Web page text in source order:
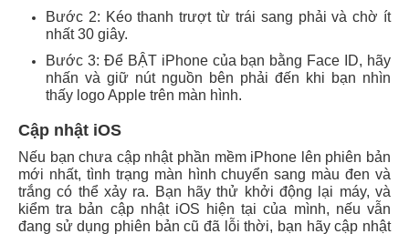
Bước 2: Kéo thanh trượt từ trái sang phải và chờ ít
nhất 30 giây.
Bước 3: Để BẬT iPhone của bạn bằng Face ID, hãy
nhấn và giữ nút nguồn bên phải đến khi bạn nhìn
thấy logo Apple trên màn hình.
Cập nhật iOS
Nếu bạn chưa cập nhật phần mềm iPhone lên phiên bản
mới nhất, tình trạng màn hình chuyển sang màu đen và
trắng có thể xảy ra. Bạn hãy thử khởi động lại máy, và
kiểm tra bản cập nhật iOS hiện tại của mình, nếu vẫn
đang sử dụng phiên bản cũ đã lỗi thời, bạn hãy cập nhật